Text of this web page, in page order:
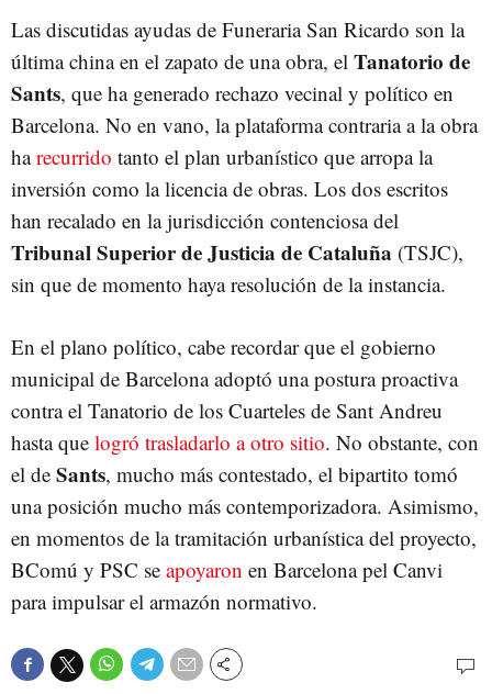
Las discutidas ayudas de Funeraria San Ricardo son la
última china en el zapato de una obra, el Tanatorio de
Sants, que ha generado rechazo vecinal y político en
Barcelona. No en vano, la plataforma contraria a la obra
harecurrido tanto el plan urbanístico que arropa la
inversión como la licencia de obras. Los dos escritos
han recalado en la jurisdicción contenciosa del
Tribunal Superior de Justicia de Cataluña (TSJC),
sin que de momento haya resolución de la instancia.
En el plano político, cabe recordar que el gobierno
municipal de Barcelona adoptó una postura proactiva
contra el Tanatorio de los Cuarteles de Sant Andreu
hasta que logró trasladarlo a otro sitio. No obstante, con
el de Sants, mucho más contestado, el bipartito tomó
una posición mucho más contemporizadora. Asimismo,
en momentos de la tramitación urbanística del proyecto,
BComú y PSC se apoyaron en Barcelona pel Canvi
para impulsar el armazón normativo.